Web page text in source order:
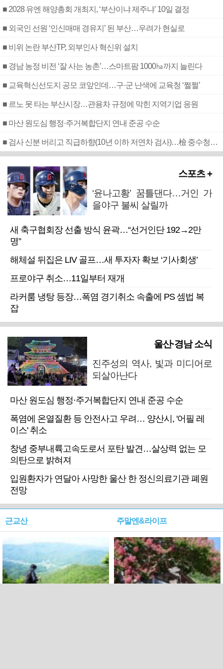
■ 2028 유엔 해양총회 개최지, ‘부산이냐 제주냐’ 10일 결정
■ 외국인 선원 ‘인신매매 경유지’ 된 부산…우려가 현실로
■ 비위 논란 부산TP, 외부인사 혁신위 설치
■ 경남 농정 비전 ‘잘 사는 농촌’…스마트팜 1000㏊까지 늘린다
■ 교육혁신선도지 공모 코앞인데…구·군 난색에 교육청 ‘쩔쩔’
■ 르노 못 타는 부산시장…관용차 규정에 막힌 지역기업 응원
■ 마산 원도심 행정·주거복합단지 연내 준공 수순
■ 검사 신분 버리고 직급하향(10년 이하 저연차 검사)…檢 중수청행 기피
스포츠 +
‘윤나고황’ 꿈틀댄다…거인 가
을야구 불씨 살릴까
새 축구협회장 선출 방식 윤곽…“선거인단 192→2만
명”
해체설 뒤집은 LIV 골프…새 투자자 확보 ‘기사회생’
프로야구 취소…11일부터 재개
라커룸 냉탕 등장…폭염 경기취소 속출에 PS 셈법 복
잡
울산·경남 소식
진주성의 역사, 빛과 미디어로
되살아난다
마산 원도심 행정·주거복합단지 연내 준공 수순
폭염에 온열질환 등 안전사고 우려… 양산시, '어필 레
이스' 취소
창녕 중부내륙고속도로서 포탄 발견…살상력 없는 모
의탄으로 밝혀져
입원환자가 연달아 사망한 울산 한 정신의료기관 폐원
전망
근교산 주말엔&라이프